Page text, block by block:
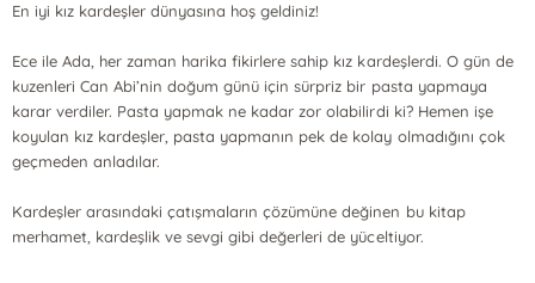
En iyi kız kardeşler dünyasına hoş geldiniz!
Ece ile Ada, her zaman harika fikirlere sahip kız kardeşlerdi. O gün de
kuzenleri Can Abi’nin doğum günü için sürpriz bir pasta yapmaya
karar verdiler. Pasta yapmak ne kadar zor olabilirdi ki? Hemen işe
koyulan kız kardeşler, pasta yapmanın pek de kolay olmadığını çok
geçmeden anladılar.
Kardeşler arasındaki çatışmaların çözümüne değinen bu kitap
merhamet, kardeşlik ve sevgi gibi değerleri de yüceltiyor.